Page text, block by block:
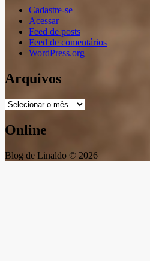
Cadastre-se
Acessar
Feed de posts
Feed de comentários
WordPress.org
Arquivos
Arquivos
Online
Blog de Linaldo © 2026